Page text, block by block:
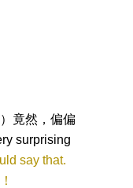
竟然，偏偏
surprising
say that.